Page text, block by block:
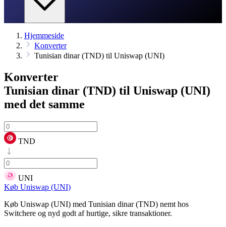
Hjemmeside
Konverter
Tunisian dinar (TND) til Uniswap (UNI)
Konverter
Tunisian dinar (TND) til Uniswap (UNI)
med det samme
TND
UNI
Køb Uniswap (UNI)
Køb Uniswap (UNI) med Tunisian dinar (TND) nemt hos
Switchere og nyd godt af hurtige, sikre transaktioner.